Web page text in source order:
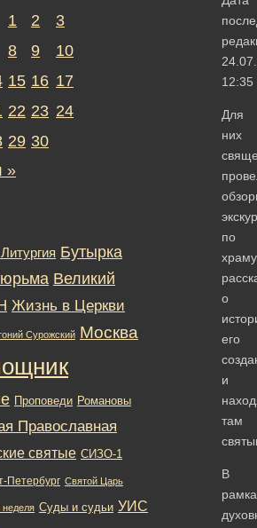
12:35
Для
них
по
о
его
и
там
В
1 2
3
8 9
10
15 16 17
22 23 24
29 30
»
Бутырка
Великий
Жизнь в Церкви
Сурожский Москва
Проповеди Романовы
Православная
святые СИЗО-1
Петербург Святой Царь
неделя Суды и судьи УИС